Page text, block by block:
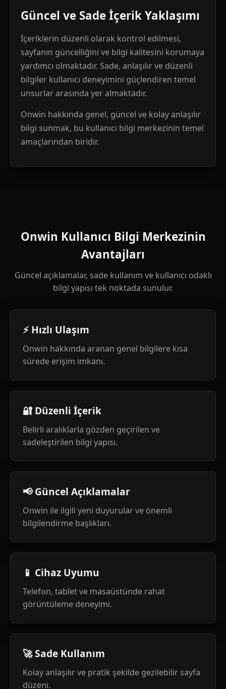
Güncel ve Sade İçerik Yaklaşımı
İçeriklerin düzenli olarak kontrol edilmesi,
sayfanın güncelliğini ve bilgi kalitesini korumaya
yardımcı olmaktadır. Sade, anlaşılır ve düzenli
bilgiler kullanıcı deneyimini güçlendiren temel
unsurlar arasında yer almaktadır.
Onwin hakkında genel, güncel ve kolay anlaşılır
bilgi sunmak, bu kullanıcı bilgi merkezinin temel
amaçlarından biridir.
Onwin Kullanıcı Bilgi Merkezinin
Avantajları
Güncel açıklamalar, sade kullanım ve kullanıcı odaklı
bilgi yapısı tek noktada sunulur.
⚡ Hızlı Ulaşım
Onwin hakkında aranan genel bilgilere kısa
sürede erişim imkanı.
🔐 Düzenli İçerik
Belirli aralıklarla gözden geçirilen ve
sadeleştirilen bilgi yapısı.
📢 Güncel Açıklamalar
Onwin ile ilgili yeni duyurular ve önemli
bilgilendirme başlıkları.
📱 Cihaz Uyumu
Telefon, tablet ve masaüstünde rahat
görüntüleme deneyimi.
🚀 Sade Kullanım
Kolay anlaşılır ve pratik şekilde gezilebilir sayfa
düzeni.